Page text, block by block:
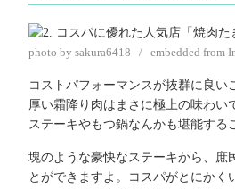
photo by sakura6418 / embedded from
コストパフォーマンスが抜群に良
厚い霜降り肉はまさに極上の味わ
ステーキやもつ鍋なんかも堪能する
塊のような豪快なステーキから、庶
とができますよ。コスパがとにか